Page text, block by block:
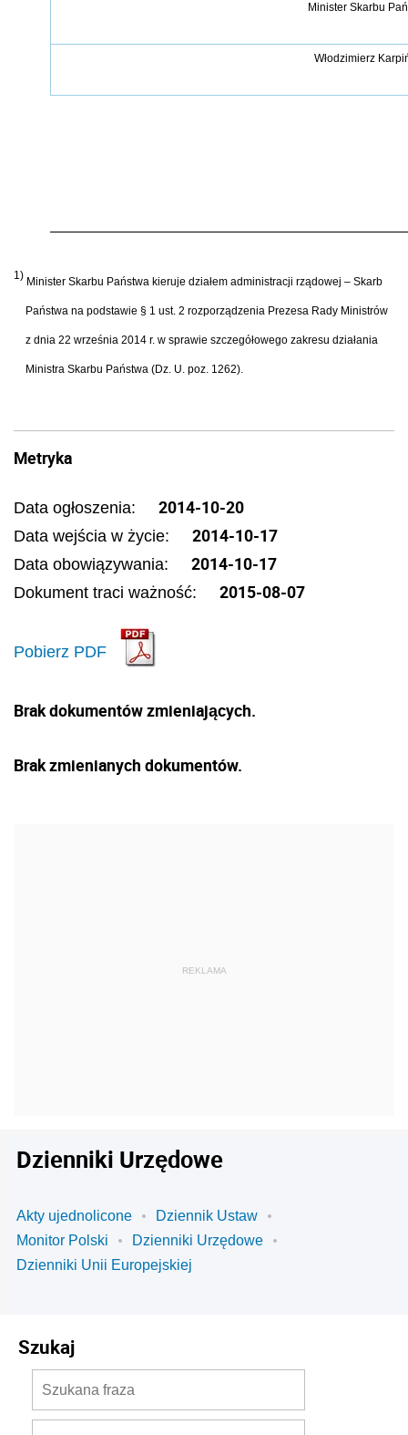
Minister Skarbu
Włodzimierz
1) Minister Skarbu Państwa kieruje działem administracji rządowej – Skarb
Państwa na podstawie § 1 ust. 2 rozporządzenia Prezesa Rady Ministrów
z dnia 22 września 2014 r. w sprawie szczegółowego zakresu działania
Ministra Skarbu Państwa (Dz. U. poz. 1262).
Metryka
Data ogłoszenia: 2014-10-20
Data wejścia w życie: 2014-10-17
Data obowiązywania: 2014-10-17
Dokument traci ważność: 2015-08-07
Pobierz PDF
Brak dokumentów zmieniających.
Brak zmienianych dokumentów.
Dzienniki Urzędowe
Akty ujednolicone
Dziennik Ustaw
Monitor Polski
Dzienniki Urzędowe
Dzienniki Unii Europejskiej
Szukaj